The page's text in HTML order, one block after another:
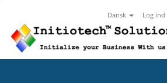
Dansk Log ind